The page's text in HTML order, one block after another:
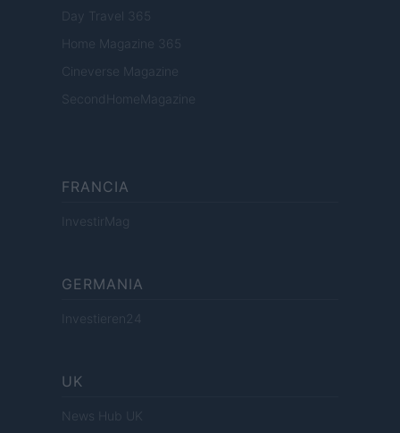
Day Travel 365
Home Magazine 365
Cineverse Magazine
SecondHomeMagazine
FRANCIA
InvestirMag
GERMANIA
Investieren24
UK
News Hub UK